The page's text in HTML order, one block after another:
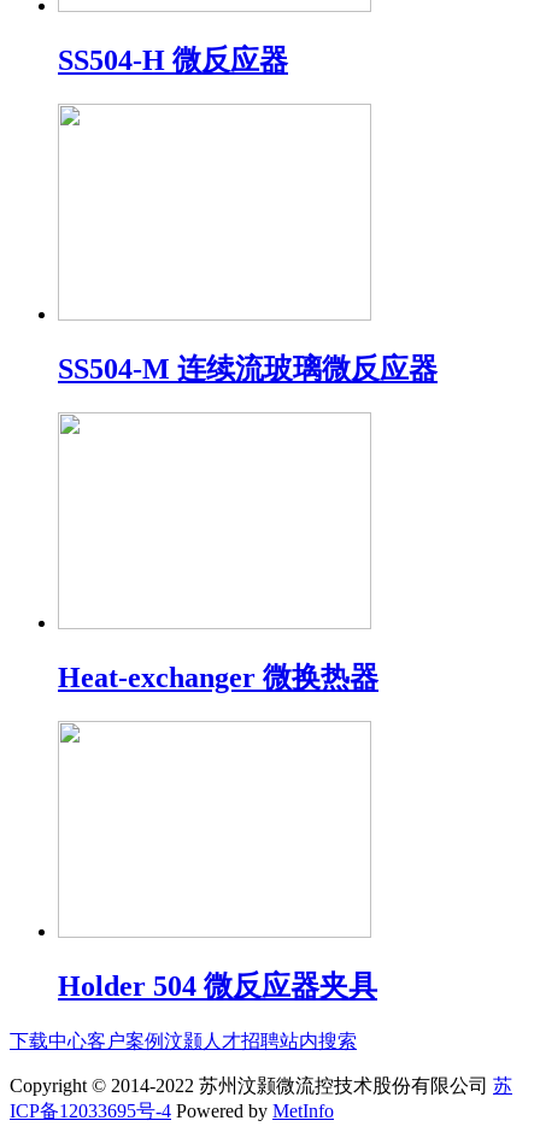
SS504-H 微反应器
SS504-M 连续流玻璃微反应器
Heat-exchanger 微换热器
Holder 504 微反应器夹具
下载中心客户案例汶颢人才招聘站内搜索
Copyright © 2014-2022 苏州汶颢微流控技术股份有限公司 苏
ICP备12033695号-4 Powered by MetInfo